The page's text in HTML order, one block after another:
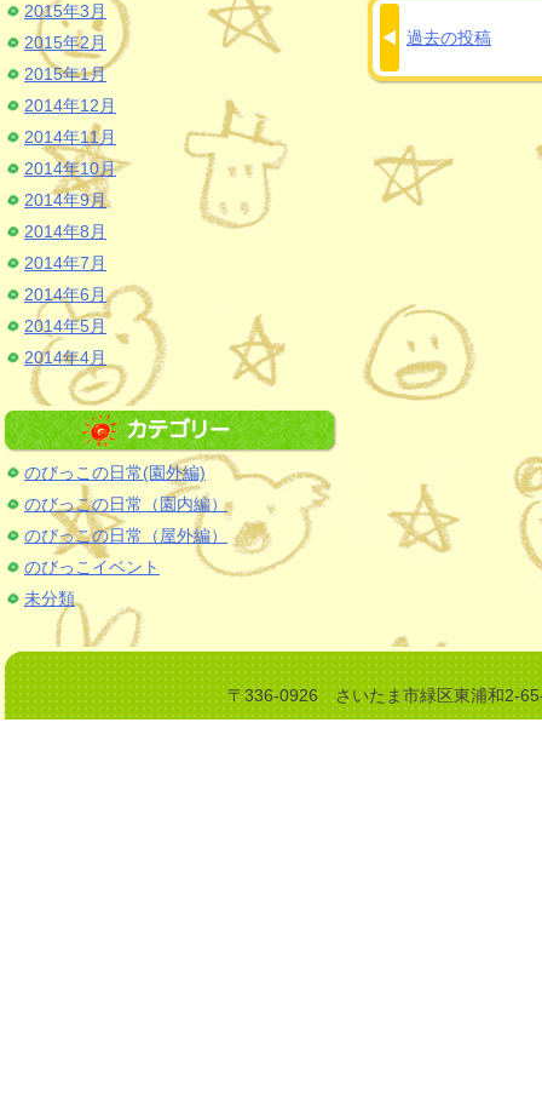
投
稿
ビ
ゲ
ョ
ン
過去の投稿
2015年3月
2015年2月
2015年1月
2014年12月
2014年11月
2014年10月
2014年9月
2014年8月
2014年7月
2014年6月
2014年5月
2014年4月
のびっこの日常(園外編)
のびっこの日常（園内編）
のびっこの日常（屋外編）
のびっこイベント
未分類
〒336-0926 さいたま市緑区東浦和2-